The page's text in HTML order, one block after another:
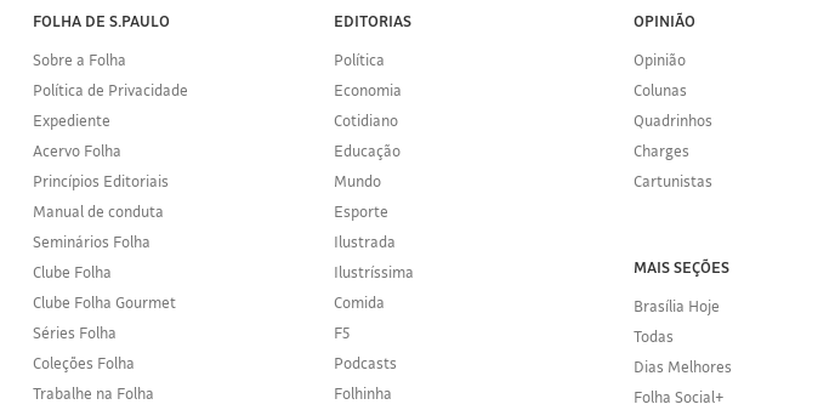
S.Paulo
FOLHA DE S.PAULO
Sobre a Folha
Política de Privacidade
Expediente
Acervo Folha
Princípios Editoriais
Manual de conduta
Seminários Folha
Clube Folha
Clube Folha Gourmet
Séries Folha
Coleções Folha
Trabalhe na Folha
EDITORIAS
Política
Economia
Cotidiano
Educação
Mundo
Esporte
Ilustrada
Ilustríssima
Comida
F5
Podcasts
Folhinha
OPINIÃO
Opinião
Colunas
Quadrinhos
Charges
Cartunistas
MAIS SEÇÕES
Brasília Hoje
Todas
Dias Melhores
Folha Social+